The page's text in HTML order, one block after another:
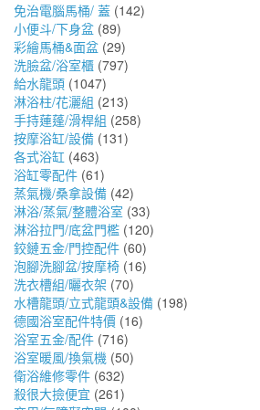
免治電腦馬桶/ 蓋 (142)
小便斗/下身盆 (89)
彩繪馬桶&面盆 (29)
洗臉盆/浴室櫃 (797)
給水龍頭 (1047)
淋浴柱/花灑組 (213)
手持蓮蓬/滑桿組 (258)
按摩浴缸/設備 (131)
各式浴缸 (463)
浴缸零配件 (61)
蒸氣機/桑拿設備 (42)
淋浴/蒸氣/整體浴室 (33)
淋浴拉門/底盆門檻 (120)
鉸鏈五金/門控配件 (60)
泡腳洗腳盆/按摩椅 (16)
洗衣槽組/曬衣架 (70)
水槽龍頭/立式龍頭&設備 (198)
德國浴室配件特價 (16)
浴室五金/配件 (716)
浴室暖風/換氣機 (50)
衛浴維修零件 (632)
殺很大撿便宜 (261)